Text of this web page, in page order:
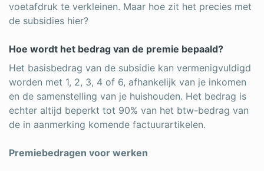
voetafdruk te verkleinen. Maar hoe zit het precies met
de subsidies hier?
Hoe wordt het bedrag van de premie bepaald?
Het basisbedrag van de subsidie kan vermenigvuldigd
worden met 1, 2, 3, 4 of 6, afhankelijk van je inkomen
en de samenstelling van je huishouden. Het bedrag is
echter altijd beperkt tot 90% van het btw-bedrag van
de in aanmerking komende factuurartikelen.
Premiebedragen voor werken